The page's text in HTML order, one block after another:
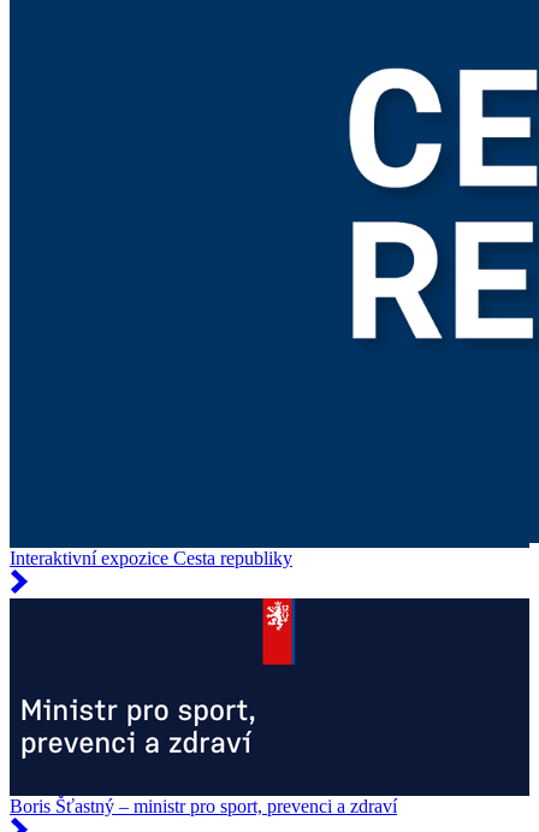
Interaktivní expozice Cesta republiky
Boris Šťastný – ministr pro sport, prevenci a zdraví